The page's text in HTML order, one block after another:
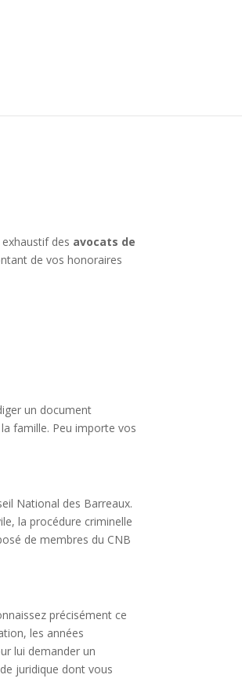
des avocats de
de vos honoraires
un document
famille. Peu importe vos
National des Barreaux.
la procédure criminelle
de membres du CNB
précisément ce
les années
lui demander un
juridique dont vous